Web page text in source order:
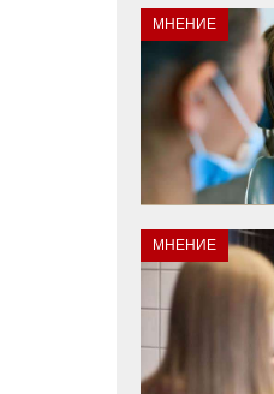
МНЕНИЕ
МНЕНИЕ